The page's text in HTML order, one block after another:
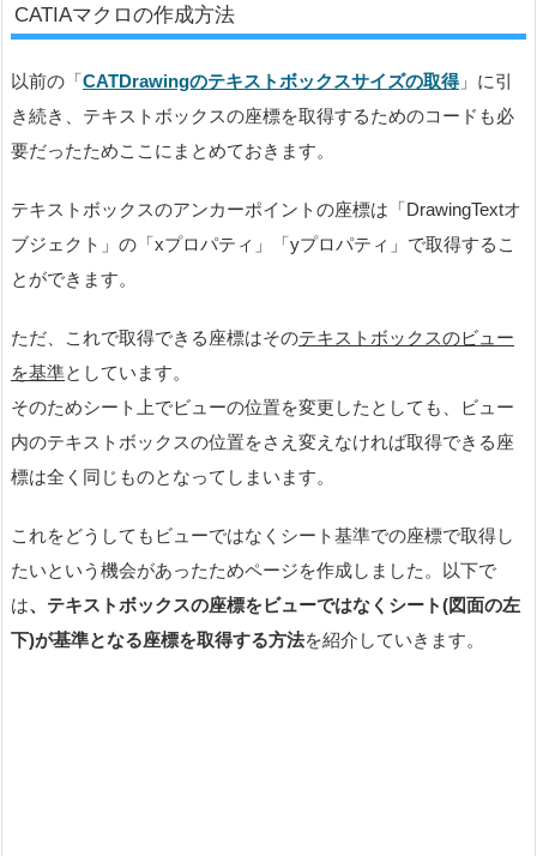
CATIAマクロの作成方法
以前の「CATDrawingのテキストボックスサイズの取得」に引
き続き、テキストボックスの座標を取得するためのコードも必
要だったためここにまとめておきます。
テキストボックスのアンカーポイントの座標は「DrawingTextオ
ブジェクト」の「xプロパティ」「yプロパティ」で取得するこ
とができます。
ただ、これで取得できる座標はそのテキストボックスのビュー
を基準としています。
そのためシート上でビューの位置を変更したとしても、ビュー
内のテキストボックスの位置をさえ変えなければ取得できる座
標は全く同じものとなってしまいます。
これをどうしてもビューではなくシート基準での座標で取得し
たいという機会があったためページを作成しました。以下で
は、テキストボックスの座標をビューではなくシート(図面の左
下)が基準となる座標を取得する方法を紹介していきます。